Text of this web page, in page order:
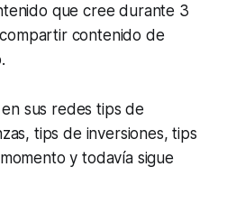
que cree durante 3
contenido de
sus redes tips de
tips de inversiones, tips
y todavía sigue